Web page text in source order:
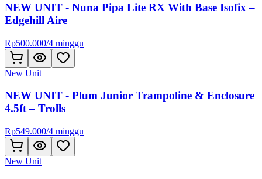
NEW UNIT - Nuna Pipa Lite RX With Base Isofix –
Edgehill Aire
Rp500.000/4 minggu
New Unit
NEW UNIT - Plum Junior Trampoline & Enclosure
4.5ft – Trolls
Rp549.000/4 minggu
New Unit